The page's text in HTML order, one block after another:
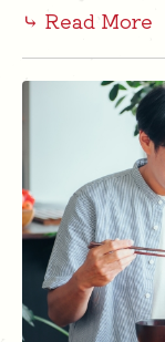
⤷ Read More